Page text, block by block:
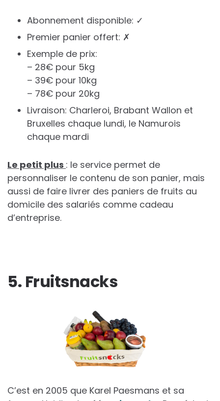
Abonnement disponible: ✓
Premier panier offert: ✗
Exemple de prix:
– 28€ pour 5kg
– 39€ pour 10kg
– 78€ pour 20kg
Livraison: Charleroi, Brabant Wallon et
Bruxelles chaque lundi, le Namurois
chaque mardi
Le petit plus : le service permet de
personnaliser le contenu de son panier, mais
aussi de faire livrer des paniers de fruits au
domicile des salariés comme cadeau
d’entreprise.
5. Fruitsnacks
C’est en 2005 que Karel Paesmans et sa